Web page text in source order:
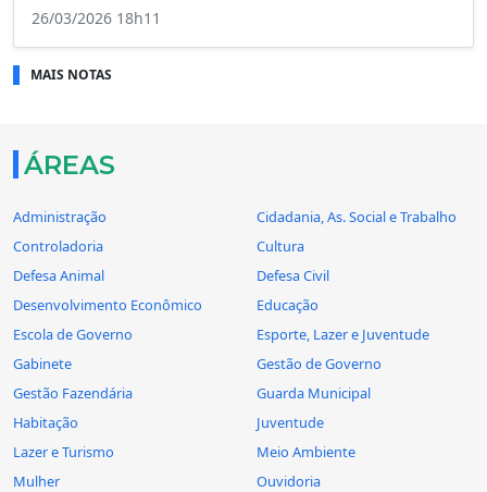
26/03/2026 18h11
MAIS NOTAS
ÁREAS
Administração
Cidadania, As. Social e Trabalho
Controladoria
Cultura
Defesa Animal
Defesa Civil
Desenvolvimento Econômico
Educação
Escola de Governo
Esporte, Lazer e Juventude
Gabinete
Gestão de Governo
Gestão Fazendária
Guarda Municipal
Habitação
Juventude
Lazer e Turismo
Meio Ambiente
Mulher
Ouvidoria